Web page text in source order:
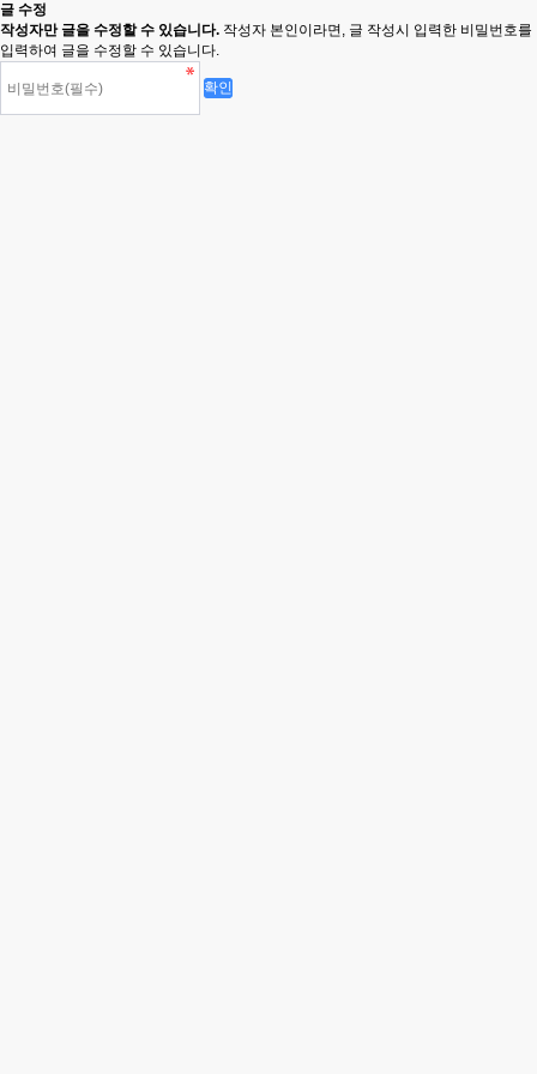
글 수정
작성자만 글을 수정할 수 있습니다. 작성자 본인이라면, 글 작성시 입력한 비밀번호를
입력하여 글을 수정할 수 있습니다.